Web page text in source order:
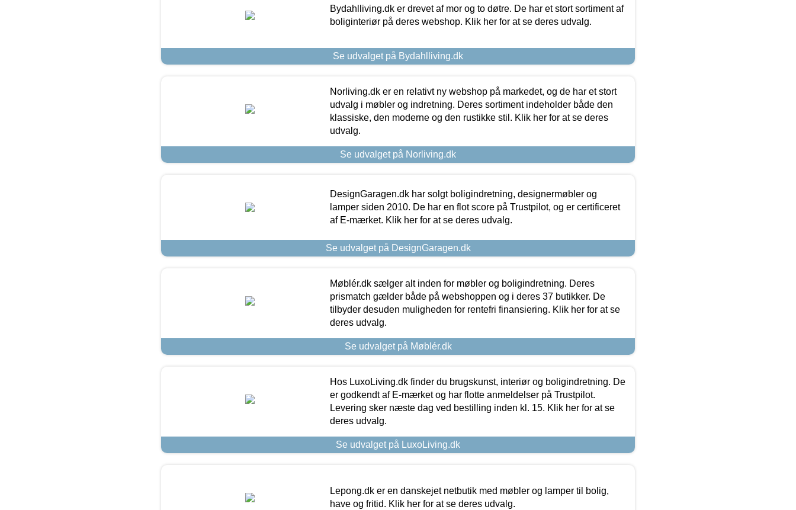
Bydahlliving.dk er drevet af mor og to døtre. De har et stort sortiment af
boliginteriør på deres webshop. Klik her for at se deres udvalg.
Se udvalget på Bydahlliving.dk
Norliving.dk er en relativt ny webshop på markedet, og de har et stort
udvalg i møbler og indretning. Deres sortiment indeholder både den
klassiske, den moderne og den rustikke stil. Klik her for at se deres
udvalg.
Se udvalget på Norliving.dk
DesignGaragen.dk har solgt boligindretning, designermøbler og
lamper siden 2010. De har en flot score på Trustpilot, og er certificeret
af E-mærket. Klik her for at se deres udvalg.
Se udvalget på DesignGaragen.dk
Møblér.dk sælger alt inden for møbler og boligindretning. Deres
prismatch gælder både på webshoppen og i deres 37 butikker. De
tilbyder desuden muligheden for rentefri finansiering. Klik her for at se
deres udvalg.
Se udvalget på Møblér.dk
Hos LuxoLiving.dk finder du brugskunst, interiør og boligindretning. De
er godkendt af E-mærket og har flotte anmeldelser på Trustpilot.
Levering sker næste dag ved bestilling inden kl. 15. Klik her for at se
deres udvalg.
Se udvalget på LuxoLiving.dk
Lepong.dk er en danskejet netbutik med møbler og lamper til bolig,
have og fritid. Klik her for at se deres udvalg.